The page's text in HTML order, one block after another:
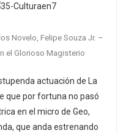
Novelo, Felipe Souza Jr. –
el Glorioso Magisterio
actuación de La
que por fortuna no pasó
en el micro de Geo,
que anda estrenando